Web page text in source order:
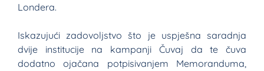
Londera.
Iskazujući zadovoljstvo što je uspješna saradnja
dvije institucije na kampanji Čuvaj da te čuva
dodatno ojačana potpisivanjem Memoranduma,